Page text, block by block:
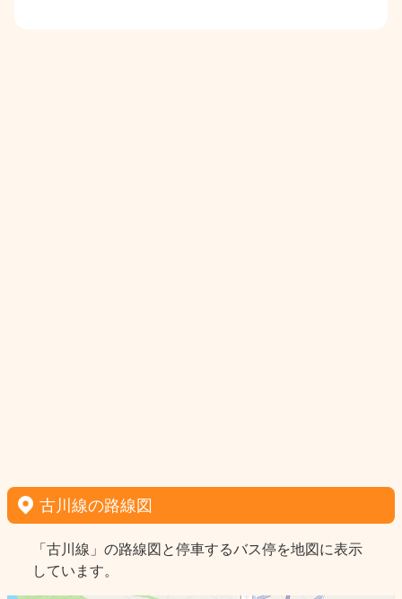
古川線の路線図
「古川線」の路線図と停車するバス停を地図に表示
しています。